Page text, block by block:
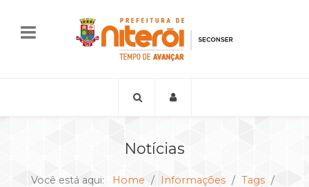
Notícias
Você está aqui: Home Informações
Tags